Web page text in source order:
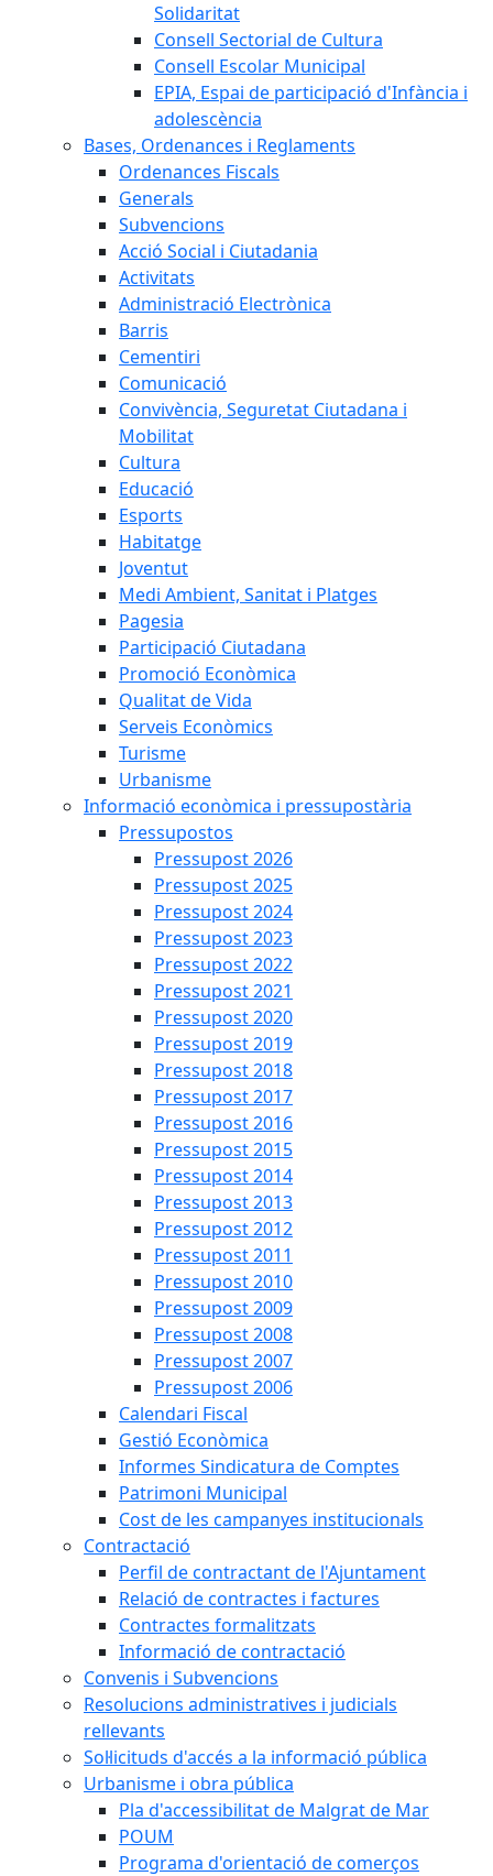
Solidaritat
Consell Sectorial de Cultura
Consell Escolar Municipal
EPIA, Espai de participació d'Infància i
adolescència
Bases, Ordenances i Reglaments
Ordenances Fiscals
Generals
Subvencions
Acció Social i Ciutadania
Activitats
Administració Electrònica
Barris
Cementiri
Comunicació
Convivència, Seguretat Ciutadana i
Mobilitat
Cultura
Educació
Esports
Habitatge
Joventut
Medi Ambient, Sanitat i Platges
Pagesia
Participació Ciutadana
Promoció Econòmica
Qualitat de Vida
Serveis Econòmics
Turisme
Urbanisme
Informació econòmica i pressupostària
Pressupostos
Pressupost 2026
Pressupost 2025
Pressupost 2024
Pressupost 2023
Pressupost 2022
Pressupost 2021
Pressupost 2020
Pressupost 2019
Pressupost 2018
Pressupost 2017
Pressupost 2016
Pressupost 2015
Pressupost 2014
Pressupost 2013
Pressupost 2012
Pressupost 2011
Pressupost 2010
Pressupost 2009
Pressupost 2008
Pressupost 2007
Pressupost 2006
Calendari Fiscal
Gestió Econòmica
Informes Sindicatura de Comptes
Patrimoni Municipal
Cost de les campanyes institucionals
Contractació
Perfil de contractant de l'Ajuntament
Relació de contractes i factures
Contractes formalitzats
Informació de contractació
Convenis i Subvencions
Resolucions administratives i judicials
rellevants
Sol·licituds d'accés a la informació pública
Urbanisme i obra pública
Pla d'accessibilitat de Malgrat de Mar
POUM
Programa d'orientació de comerços